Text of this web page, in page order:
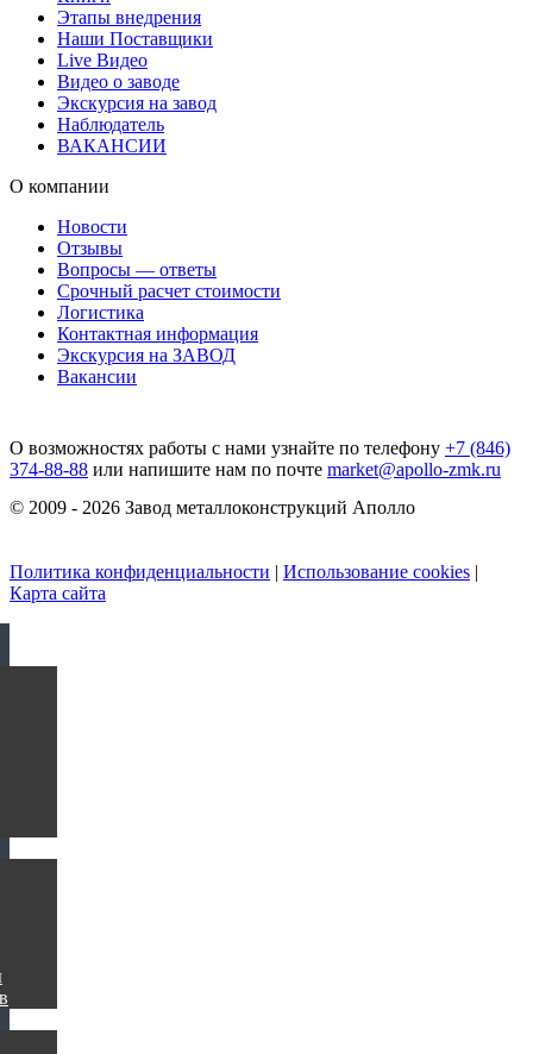
Этапы внедрения
Наши Поставщики
Live Видео
Видео о заводе
Экскурсия на завод
Наблюдатель
ВАКАНСИИ
О компании
Новости
Отзывы
Вопросы — ответы
Срочный расчет стоимости
Логистика
Контактная информация
Экскурсия на ЗАВОД
Вакансии
О возможностях работы с нами узнайте по телефону +7 (846)
374-88-88 или напишите нам по почте market@apollo-zmk.ru
© 2009 - 2026 Завод металлоконструкций Аполло
Политика конфиденциальности Использование cookies
Карта сайта